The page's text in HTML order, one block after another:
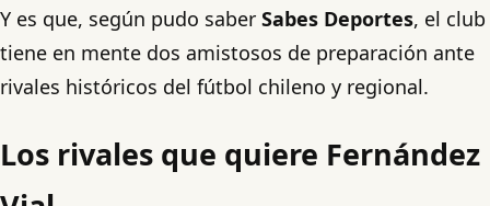
Y es que, según pudo saber Sabes Deportes, el club
tiene en mente dos amistosos de preparación ante
rivales históricos del fútbol chileno y regional.
Los rivales que quiere Fernández